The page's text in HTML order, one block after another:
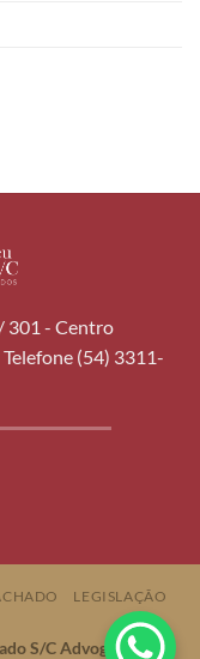
301 - Centro
(54) 3311-
LEGISLAÇÃO
S/C Advogados